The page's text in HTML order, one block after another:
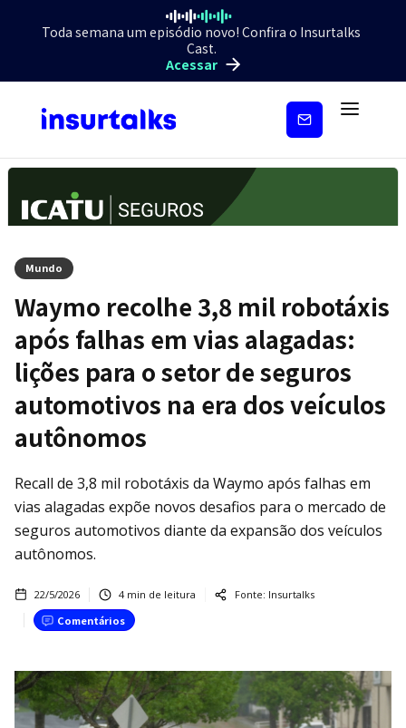
Toda semana um episódio novo! Confira o Insurtalks
Cast.
Acessar
Inscreva-
Mundo
Waymo recolhe 3,8 mil robotáxis
após falhas em vias alagadas:
lições para o setor de seguros
automotivos na era dos veículos
autônomos
Recall de 3,8 mil robotáxis da Waymo após falhas em
vias alagadas expõe novos desafios para o mercado de
seguros automotivos diante da expansão dos veículos
autônomos.
22/5/2026 4min de leitura Fonte: Insurtalks
Comentários